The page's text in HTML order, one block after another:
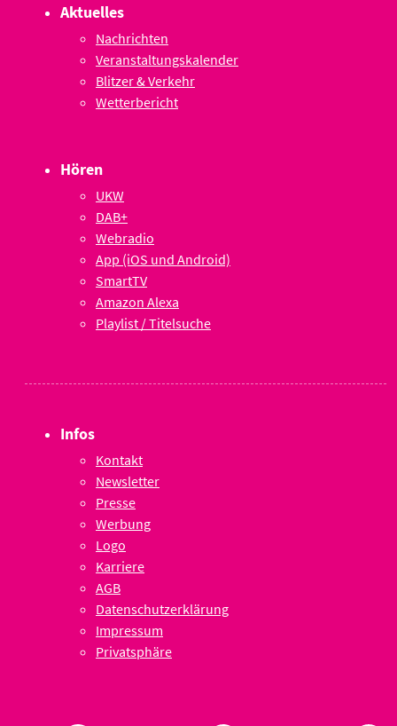
Aktuelles
Nachrichten
Veranstaltungskalender
Blitzer & Verkehr
Wetterbericht
Hören
UKW
DAB+
Webradio
App (iOS und Android)
SmartTV
Amazon Alexa
Playlist / Titelsuche
Infos
Kontakt
Newsletter
Presse
Werbung
Logo
Karriere
AGB
Datenschutzerklärung
Impressum
Privatsphäre